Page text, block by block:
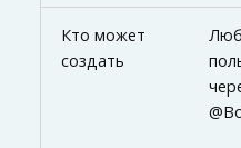
Кто может
создать